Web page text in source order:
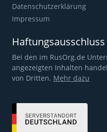
Datenschutzerklärung
Impressum
Haftungsausschluss
Bei den im RusOrg.de
angezeigten Inhalten
von Dritten. Mehr dazu